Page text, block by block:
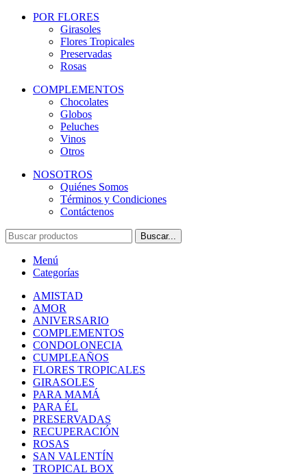
POR FLORES
Girasoles
Flores Tropicales
Preservadas
Rosas
COMPLEMENTOS
Chocolates
Globos
Peluches
Vinos
Otros
NOSOTROS
Quiénes Somos
Términos y Condiciones
Contáctenos
Buscar...
Menú
Categorías
AMISTAD
AMOR
ANIVERSARIO
COMPLEMENTOS
CONDOLONECIA
CUMPLEAÑOS
FLORES TROPICALES
GIRASOLES
PARA MAMÁ
PARA ÉL
PRESERVADAS
RECUPERACIÓN
ROSAS
SAN VALENTÍN
TROPICAL BOX